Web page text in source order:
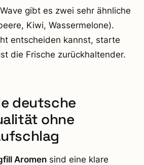
gibt es zwei sehr ähnliche
Kiwi, Wassermelone).
entscheiden kannst, starte
die Frische zurückhaltender.
deutsche
ohne
Aromen sind eine klare